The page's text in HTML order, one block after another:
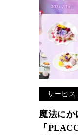
サービス
魔法にか
「